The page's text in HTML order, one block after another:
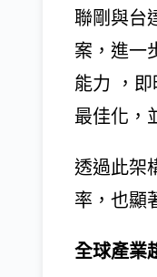
聯剛與台
案，進一
能力 ，
最佳化，
透過此架
率，也顯
全球產業